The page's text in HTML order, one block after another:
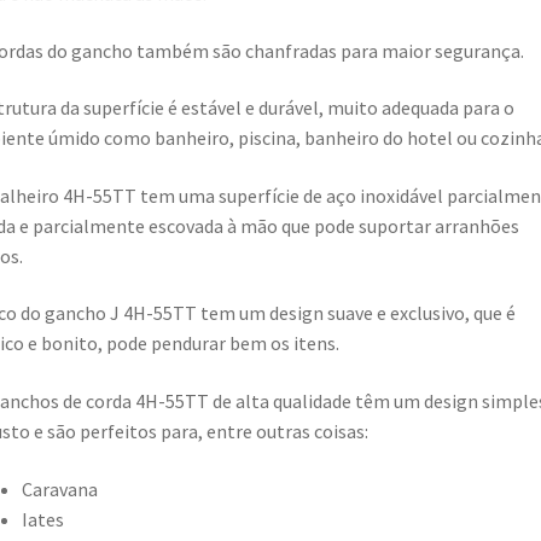
do gancho também são chanfradas para maior segurança.
da superfície é estável e durável, muito adequada para o
úmido como banheiro, piscina, banheiro do hotel ou
4H-55TT tem uma superfície de aço inoxidável
e parcialmente escovada à mão que pode suportar arranhões
do gancho J 4H-55TT tem um design suave e exclusivo, que é
e bonito, pode pendurar bem os itens.
de corda 4H-55TT de alta qualidade têm um design
e são perfeitos para, entre outras coisas:
Caravana
Iates